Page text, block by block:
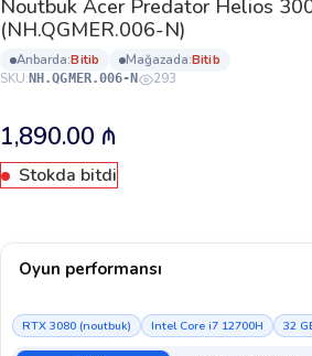
Noutbuk Acer Predator Helios
(NH.QGMER.006-N)
anbarda: bi̇ti̇b mağazada: bi̇ti̇b
SKU: NH.QGMER.006-N 293
1,890.00 ₼
Stokda bitdi
Oyun performansı
RTX 3080 (noutbuk) Intel Core i7 12700H 32